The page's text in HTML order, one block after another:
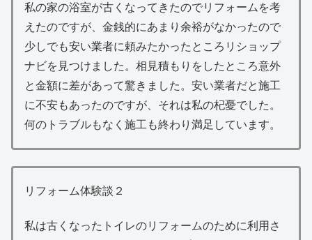
私の家の浴室が古くなってきたのでリフォームを考
えたのですが、金銭的にあまり余裕がなかったので
少しでも安い業者に頼みたかったところリショップ
ナビを見つけました。相見積もりをしたところ意外
と金額に差があって驚きました。安い業者だと施工
に不安もあったのですが、それは私の杞憂でした。
何のトラブルもなく施工も終わり満足しています。
リフォーム体験談２
私は古くなったトイレのリフォームのために利用さ